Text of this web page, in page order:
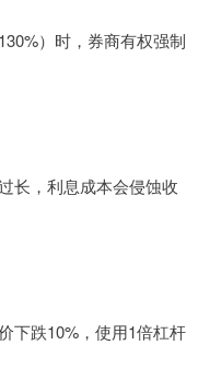
）时，券商有权强制
长，利息成本会侵蚀收
下跌10%，使用1倍杠杆